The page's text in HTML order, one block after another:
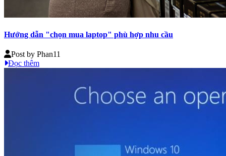
Hướng dẫn "chọn mua laptop" phù hợp nhu cầu
Post by Phan11
Đọc thêm